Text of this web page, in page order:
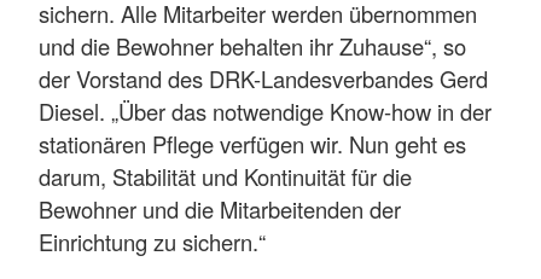
sichern. Alle Mitarbeiter werden übernommen
und die Bewohner behalten ihr Zuhause“, so
der Vorstand des DRK-Landesverbandes Gerd
Diesel. „Über das notwendige Know-how in der
stationären Pflege verfügen wir. Nun geht es
darum, Stabilität und Kontinuität für die
Bewohner und die Mitarbeitenden der
Einrichtung zu sichern.“